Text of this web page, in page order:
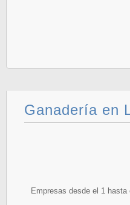
Ganadería en
Empresas desde el 1